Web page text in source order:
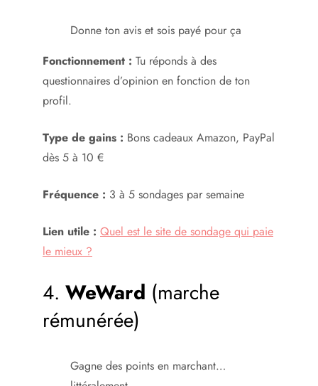
Donne ton avis et sois payé pour ça
Fonctionnement : Tu réponds à des
questionnaires d’opinion en fonction de ton
profil.
Type de gains : Bons cadeaux Amazon, PayPal
dès 5 à 10 €
Fréquence : 3 à 5 sondages par semaine
Lien utile : Quel est le site de sondage qui paie
le mieux ?
4. WeWard (marche
rémunérée)
Gagne des points en marchant…